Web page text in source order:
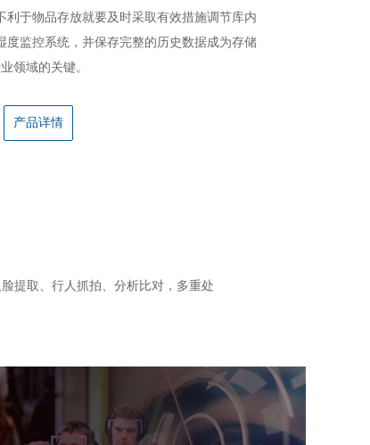
利于物品存放就要及时采取有效措施调节库内
度监控系统，并保存完整的历史数据成为存储
领域的关键。
产品详情
提取、行人抓拍、分析比对，多重处